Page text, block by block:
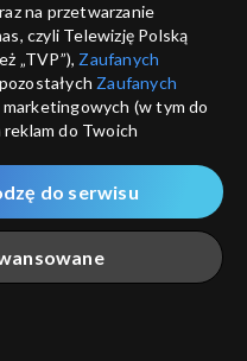
ŁĄCZYSZ SIĘ SPOZA
Kraj, z którego się
, w związku z
na platformie TVP VOD
Sprawdź, które
obejrzeć.
Nie pokazuj
na przetwarzanie
czyli Telewizję Polską
„TVP”), Zaufanych
Zaufanych
marketingowych (w tym do
do Twoich
na udostępnianie
odwiedzania przez
zwanych dalej
za pomocą
do serwisu